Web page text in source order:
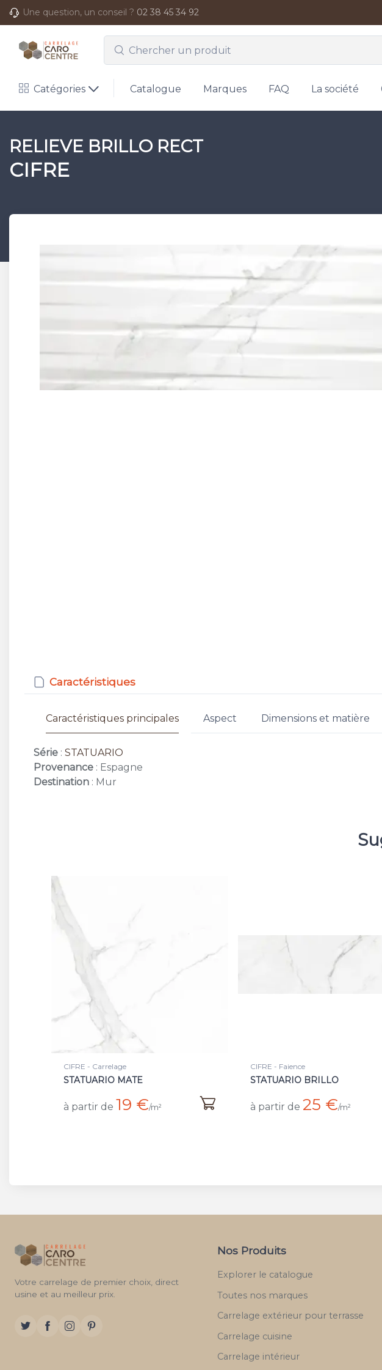
Une question, un conseil ? 02 38 45 34 92
Catégories Catalogue Marques FAQ La société
RELIEVE BRILLO RECT
CIFRE
Caractéristiques
Caractéristiques principales Aspect Dimensions et matière
Série : STATUARIO
Provenance : Espagne
Destination : Mur
CIFRE - Carrelage
STATUARIO MATE
à partir de 19 €/m²
CIFRE - Faience
STATUARIO BRILLO
à partir de 25 €/m²
Votre carrelage de premier choix, direct
usine et au meilleur prix.
Nos Produits
Explorer le catalogue
Toutes nos marques
Carrelage extérieur pour terrasse
Carrelage cuisine
Carrelage intérieur